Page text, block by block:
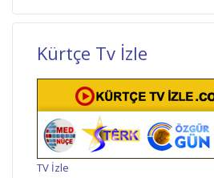
Kürtçe Tv İzle
TV İzle